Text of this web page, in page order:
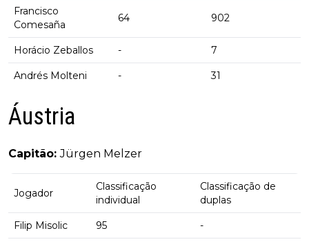
Francisco
Comesaña
64 902
Horácio Zeballos - 7
Andrés Molteni - 31
Áustria
Capitão:Jürgen Melzer
Jogador
Classificação
individual
Classificação de
duplas
Filip Misolic 95 -